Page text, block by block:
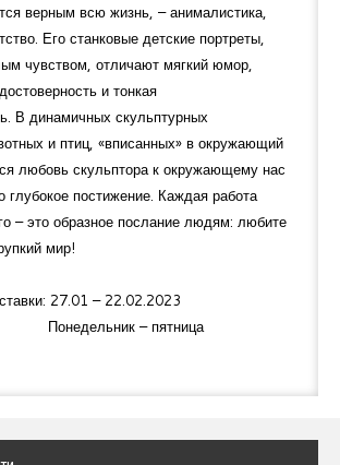
верным всю жизнь, – анималистика,
Его станковые детские портреты,
чувством, отличают мягкий юмор,
и тонкая
В динамичных скульптурных
и птиц, «вписанных» в окружающий
любовь скульптора к окружающему нас
глубокое постижение. Каждая работа
– это образное послание людям: любите
мир!
27.01 – 22.02.2023
– пятница